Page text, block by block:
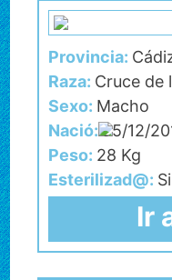
Provincia:
Raza: Cruce de
Sexo: Macho
Nació:25/12/
Peso: 28 Kg
Esterilizad@: Si
Ir